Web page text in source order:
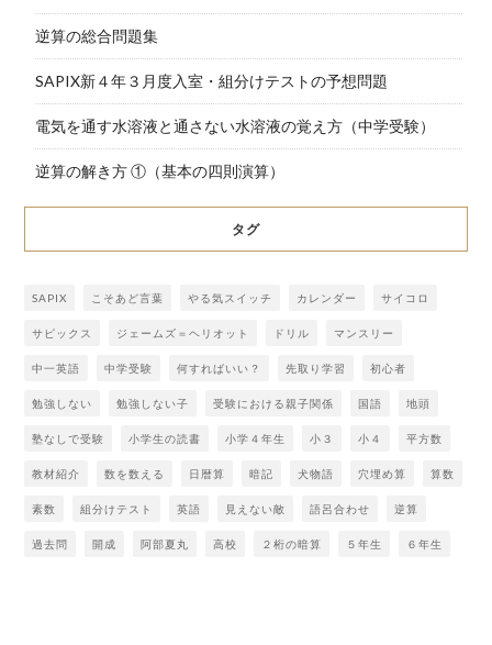
逆算の総合問題集
SAPIX新４年３月度入室・組分けテストの予想問題
電気を通す水溶液と通さない水溶液の覚え方（中学受験）
逆算の解き方 ①（基本の四則演算）
タグ
SAPIX こそあど言葉 やる気スイッチ カレンダー サイコロ
サピックス ジェームズ＝ヘリオット ドリル マンスリー
中一英語 中学受験 何すればいい？ 先取り学習 初心者
勉強しない 勉強しない子 受験における親子関係 国語 地頭
塾なしで受験 小学生の読書 小学４年生 小３ 小４ 平方数
教材紹介 数を数える 日暦算 暗記 犬物語 穴埋め算 算数
素数 組分けテスト 英語 見えない敵 語呂合わせ 逆算
過去問 開成 阿部夏丸 高校 ２桁の暗算 ５年生 ６年生